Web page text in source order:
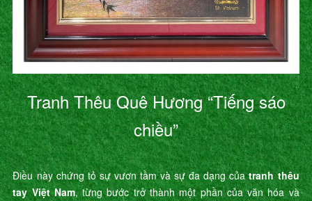
Tranh Thêu Quê Hương “Tiếng sáo
chiều”
Điều này chứng tỏ sự vươn tầm và sự đa dạng củatranh thêu
tay Việt Nam, từng bước trở thành một phần của văn hóa và